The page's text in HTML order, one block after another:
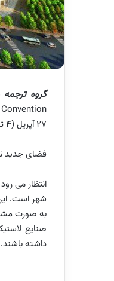
گروه ترجمه
27 آپریل (4 تا 7 اردیبهشت 97) پیش رو خواهد بود.
فضای جدید
به صورت
صنایع
داشته باشند.